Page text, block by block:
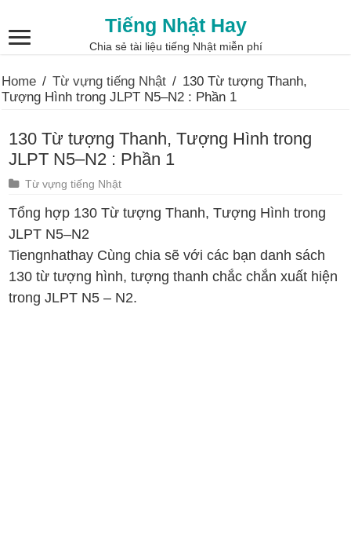
Tiếng Nhật Hay
Chia sẻ tài liệu tiếng Nhật miễn phí
Home / Từ vựng tiếng Nhật / 130 Từ tượng Thanh,
Tượng Hình trong JLPT N5–N2 : Phần 1
130 Từ tượng Thanh, Tượng Hình trong
JLPT N5–N2 : Phần 1
Từ vựng tiếng Nhật
Tổng hợp 130 Từ tượng Thanh, Tượng Hình trong
JLPT N5–N2
Tiengnhathay Cùng chia sẽ với các bạn danh sách
130 từ tượng hình, tượng thanh chắc chắn xuất hiện
trong JLPT N5 – N2.